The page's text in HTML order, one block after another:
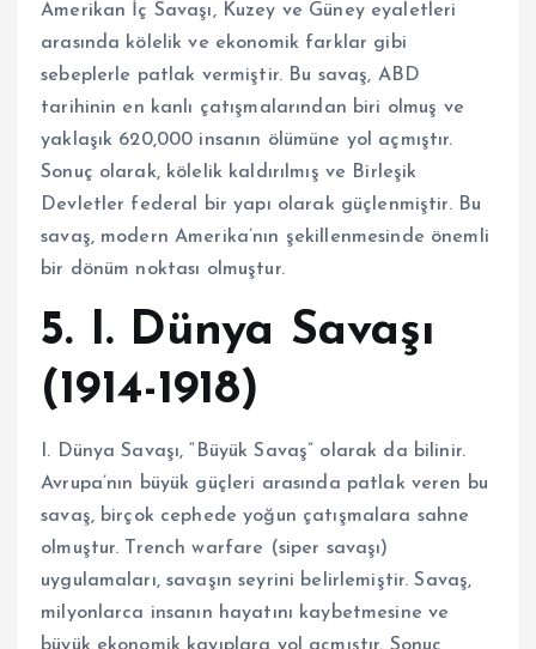
Amerikan İç Savaşı, Kuzey ve Güney eyaletleri
arasında kölelik ve ekonomik farklar gibi
sebeplerle patlak vermiştir. Bu savaş, ABD
tarihinin en kanlı çatışmalarından biri olmuş ve
yaklaşık 620,000 insanın ölümüne yol açmıştır.
Sonuç olarak, kölelik kaldırılmış ve Birleşik
Devletler federal bir yapı olarak güçlenmiştir. Bu
savaş, modern Amerika’nın şekillenmesinde önemli
bir dönüm noktası olmuştur.
5. I. Dünya Savaşı
(1914-1918)
I. Dünya Savaşı, “Büyük Savaş” olarak da bilinir.
Avrupa’nın büyük güçleri arasında patlak veren bu
savaş, birçok cephede yoğun çatışmalara sahne
olmuştur. Trench warfare (siper savaşı)
uygulamaları, savaşın seyrini belirlemiştir. Savaş,
milyonlarca insanın hayatını kaybetmesine ve
büyük ekonomik kayıplara yol açmıştır. Sonuç